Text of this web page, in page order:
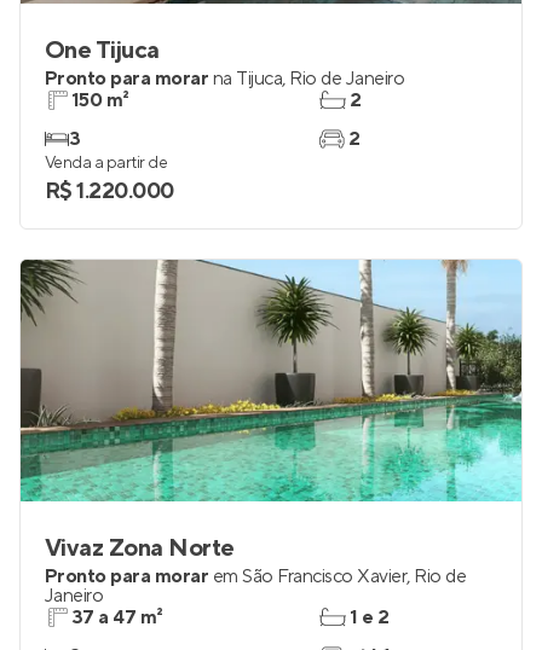
One Tijuca
Pronto para morar na Tijuca, Rio de Janeiro
150 m²
3
2
2
Venda a partir de
R$ 1.220.000
Vivaz Zona Norte
Pronto para morar em São Francisco Xavier, Rio de
Janeiro
37 a 47 m²
1 e 2